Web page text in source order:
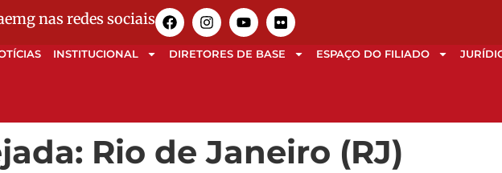
nas redes sociais
INSTITUCIONAL DIRETORES DE BASE ESPAÇO DO FILIADO
Rio de Janeiro (RJ)